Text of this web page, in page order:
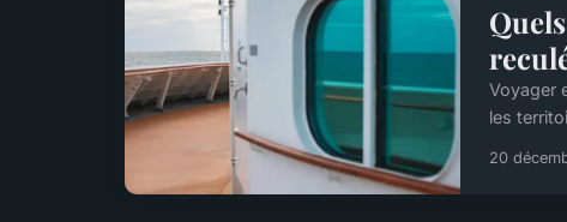
Voyager
les
20